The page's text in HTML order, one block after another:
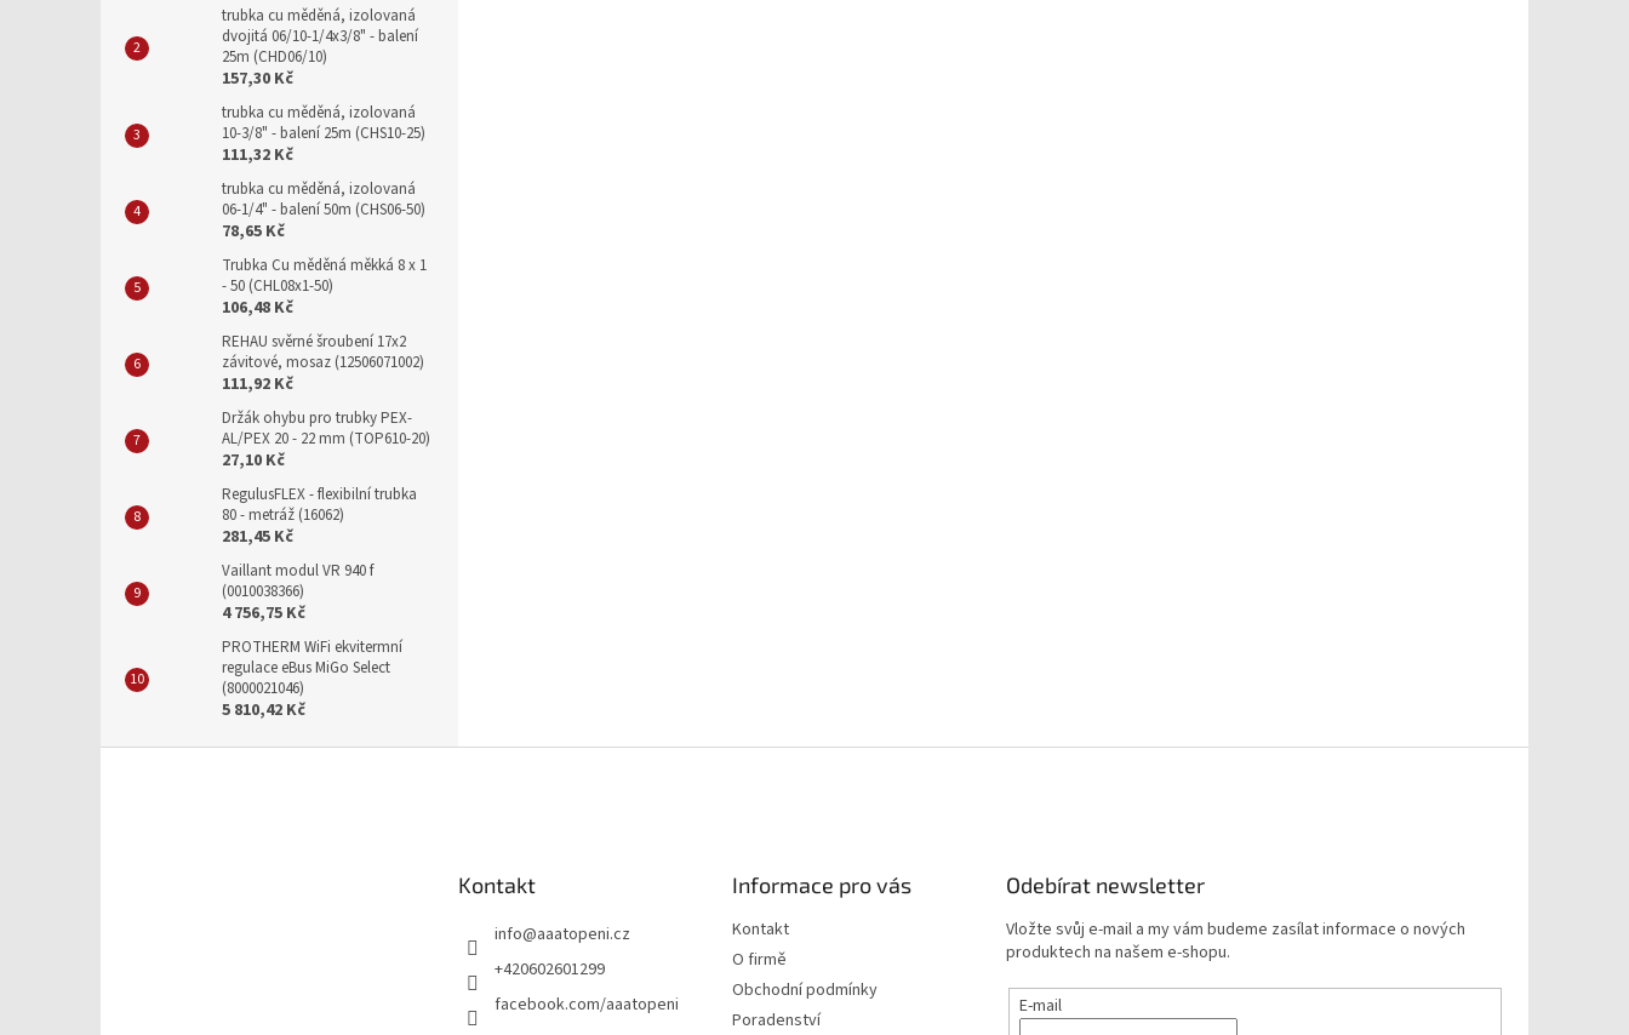
trubka cu měděná, izolovaná
dvojitá 06/10-1/4x3/8" - balení
25m (CHD06/10)
157,30 Kč
trubka cu měděná, izolovaná
10-3/8" - balení 25m (CHS10-25)
111,32 Kč
trubka cu měděná, izolovaná
06-1/4" - balení 50m (CHS06-50)
78,65 Kč
Trubka Cu měděná měkká 8 x 1
- 50 (CHL08x1-50)
106,48 Kč
REHAU svěrné šroubení 17x2
závitové, mosaz (12506071002)
111,92 Kč
Držák ohybu pro trubky PEX-
AL/PEX 20 - 22 mm (TOP610-20)
27,10 Kč
RegulusFLEX - flexibilní trubka
80 - metráž (16062)
281,45 Kč
Vaillant modul VR 940 f
(0010038366)
4 756,75 Kč
PROTHERM WiFi ekvitermní
regulace eBus MiGo Select
(8000021046)
5 810,42 Kč
Kontakt
info@aaatopeni.cz
+420602601299
facebook.com/aaatopeni
Informace pro vás
Kontakt
O firmě
Obchodní podmínky
Poradenství
Odebírat newsletter
Vložte svůj e-mail a my vám budeme zasílat informace o nových
produktech na našem e-shopu.
E-mail